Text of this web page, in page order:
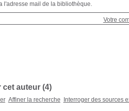
l'adresse mail de la bibliothèque.
Votre
auteur (4)
Affiner la recherche Interroger des sources